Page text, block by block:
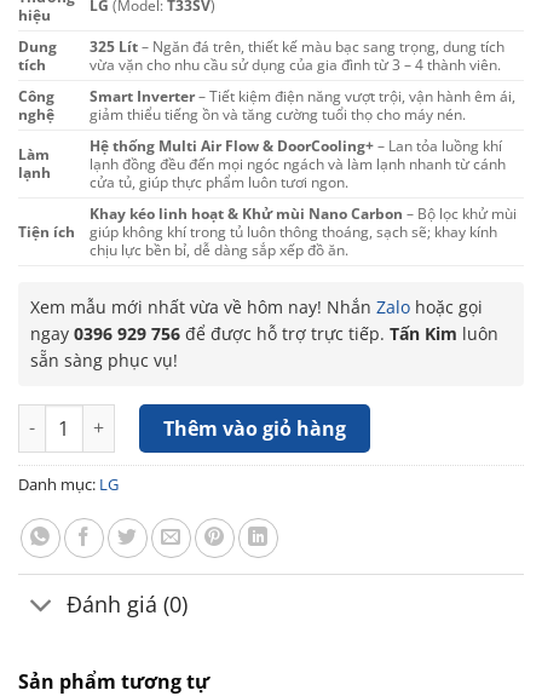
hiệu
LG (Model:T33SV)
Dung
tích
325 Lít– Ngăn đá trên, thiết kế màu bạc sang trọng, dung tích
vừa vặn cho nhu cầu sử dụng của gia đình từ 3 – 4 thành viên.
Công
nghệ
Smart Inverter– Tiết kiệm điện năng vượt trội, vận hành êm ái,
giảm thiểu tiếng ồn và tăng cường tuổi thọ cho máy nén.
Làm
lạnh
Hệ thống Multi Air Flow & DoorCooling+– Lan tỏa luồng khí
lạnh đồng đều đến mọi ngóc ngách và làm lạnh nhanh từ cánh
cửa tủ, giúp thực phẩm luôn tươi ngon.
Tiện ích
Khay kéo linh hoạt & Khử mùi Nano Carbon – Bộ lọc khử mùi
giúp không khí trong tủ luôn thông thoáng, sạch sẽ; khay kính
chịu lực bền bỉ, dễ dàng sắp xếp đồ ăn.
Xem mẫu mới nhất vừa về hôm nay! Nhắn Zalo hoặc gọi
ngay 0396 929 756 để được hỗ trợ trực tiếp. Tấn Kim luôn
sẵn sàng phục vụ!
Tủ lạnh LG Inverter 325 Lít T33SV số lượng
Thêm vào giỏ hàng
Danh mục: LG
Đánh giá (0)
Sản phẩm tương tự